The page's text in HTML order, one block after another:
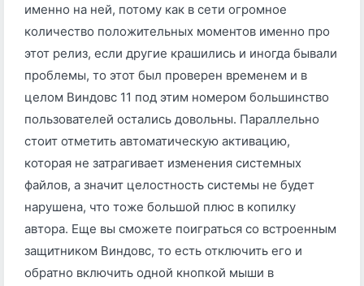
именно на ней, потому как в сети огромное
количество положительных моментов именно про
этот релиз, если другие крашились и иногда бывали
проблемы, то этот был проверен временем и в
целом Виндовс 11 под этим номером большинство
пользователей остались довольны. Параллельно
стоит отметить автоматическую активацию,
которая не затрагивает изменения системных
файлов, а значит целостность системы не будет
нарушена, что тоже большой плюс в копилку
автора. Еще вы сможете поиграться со встроенным
защитником Виндовс, то есть отключить его и
обратно включить одной кнопкой мыши в